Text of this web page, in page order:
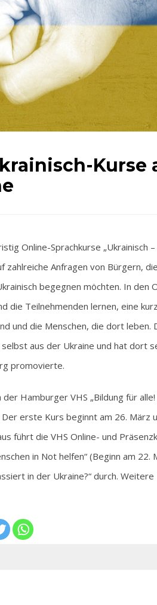
Kurse
Online-Sprachkurse „Ukrainisch
zahlreiche Anfragen von Bürgern, die
begegnen möchten. In den
die Teilnehmenden lernen, eine
und die Menschen, die dort leben.
aus der Ukraine und hat dort
promovierte.
Hamburger VHS „Bildung für alle!
erste Kurs beginnt am 26. März
führt die VHS Online- und
in Not helfen“ (Beginn am 22.
in der Ukraine?“ durch.